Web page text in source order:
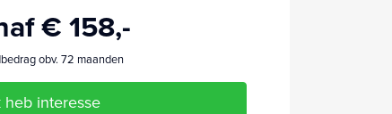
€ 158,-
obv. 72 maanden
heb interesse